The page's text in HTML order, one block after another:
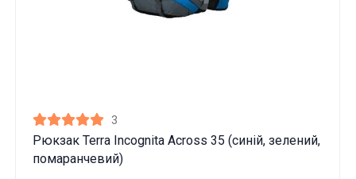
3
Рюкзак Terra Incognita Across 35 (синій, зелений,
помаранчевий)